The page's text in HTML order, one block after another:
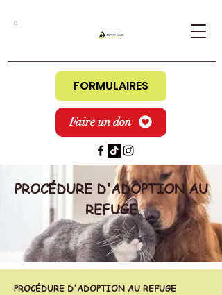
Faire un don
FORMULAIRES
PROCÉDURE D'ADOPTION AU
REFUGE
PROCÉDURE D'ADOPTION AU REFUGE